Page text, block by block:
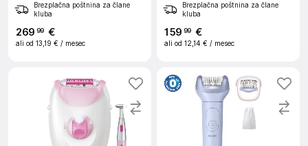
Brezplačna poštnina za člane
kluba
269 99 €
ali od 13,19 € / mesec
Brezplačna poštnina za člane
kluba
159 99 €
ali od 12,14 € / mesec